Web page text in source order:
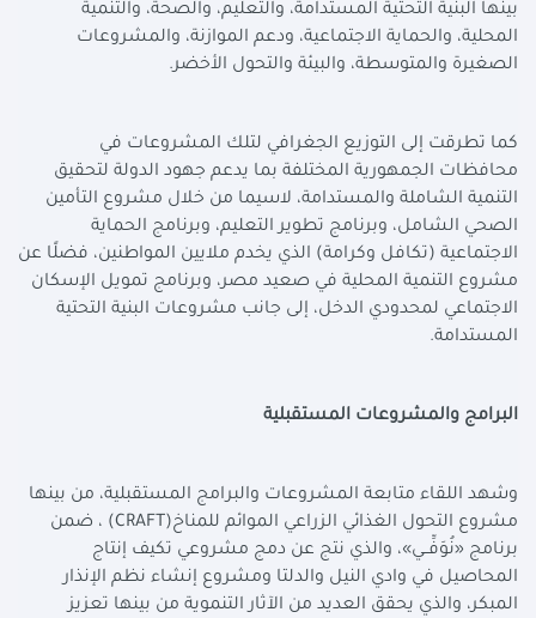
بينها البنية التحتية المستدامة، والتعليم، والصحة، والتنمية
المحلية، والحماية الاجتماعية، ودعم الموازنة، والمشروعات
الصغيرة والمتوسطة، والبيئة والتحول الأخضر.
كما تطرقت إلى التوزيع الجغرافي لتلك المشروعات في
محافظات الجمهورية المختلفة بما يدعم جهود الدولة لتحقيق
التنمية الشاملة والمستدامة، لاسيما من خلال مشروع التأمين
الصحي الشامل، وبرنامج تطوير التعليم، وبرنامج الحماية
الاجتماعية (تكافل وكرامة) الذي يخدم ملايين المواطنين، فضلًا عن
مشروع التنمية المحلية في صعيد مصر، وبرنامج تمويل الإسكان
الاجتماعي لمحدودي الدخل، إلى جانب مشروعات البنية التحتية
المستدامة.
البرامج والمشروعات المستقبلية
وشهد اللقاء متابعة المشروعات والبرامج المستقبلية، من بينها
مشروع التحول الغذائي الزراعي الموائم للمناخ(CRAFT) ، ضمن
برنامج «نُوَفِّــي»، والذي نتج عن دمج مشروعي تكيف إنتاج
المحاصيل في وادي النيل والدلتا ومشروع إنشاء نظم الإنذار
المبكر، والذي يحقق العديد من الآثار التنموية من بينها تعزيز